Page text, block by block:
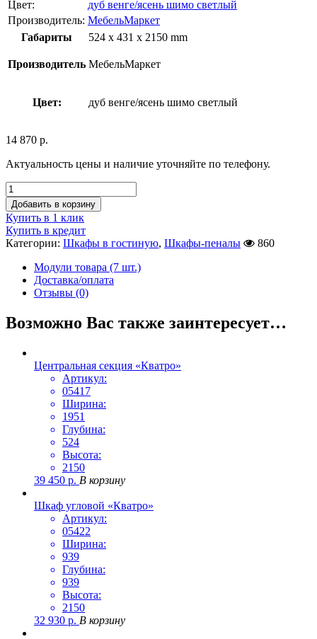
Цвет:
дуб венге/ясень шимо светлый
Производитель: МебельМаркет
Габариты
524 x 431 x 2150 mm
Производитель МебельМаркет
Цвет: дуб венге/ясень шимо светлый
14 870 р.
Актуальность цены и наличие уточняйте по телефону.
Добавить в корзину
Купить в 1 клик
Купить в кредит
Категории: Шкафы в гостиную, Шкафы-пеналы
860
Модули товара (7 шт.)
Доставка/оплата
Отзывы (0)
Возможно Вас также заинтересует…
Центральная секция «Кватро»
Артикул:
05417
Ширина:
1951
Глубина:
524
Высота:
2150
39 450 р. В корзину
Шкаф угловой «Кватро»
Артикул:
05422
Ширина:
939
Глубина:
939
Высота:
2150
32 930 р. В корзину